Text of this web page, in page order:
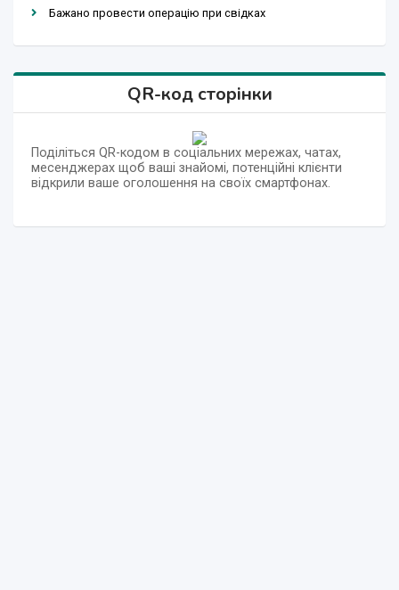
Бажано провести операцію при свідках
QR-код сторінки
Поділіться QR-кодом в соціальних мережах, чатах,
месенджерах щоб ваші знайомі, потенційні клієнти
відкрили ваше оголошення на своїх смартфонах.